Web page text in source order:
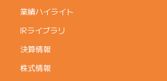
業績ハイライト
IRライブラリ
決算情報
株式情報